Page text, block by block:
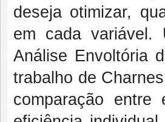
deseja otimizar,
em cada variável.
Análise Envoltória
trabalho de Charnes
comparação